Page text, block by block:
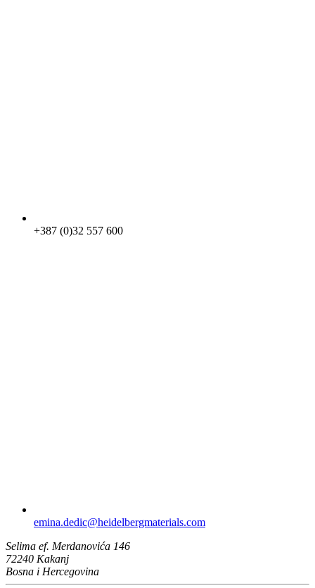
+387 (0)32 557 600
emina.dedic​@heidelbergmaterials.com
Selima ef. Merdanovića 146
72240 Kakanj
Bosna i Hercegovina